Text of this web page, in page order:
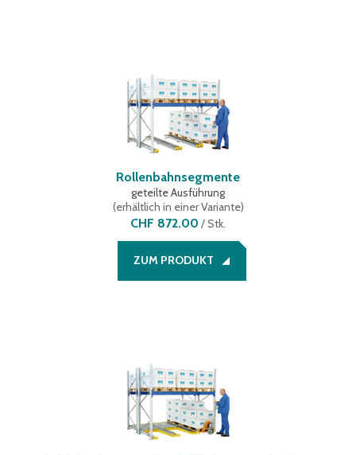
Rollenbahnsegmente
geteilte Ausführung
(erhältlich in einer Variante)
CHF 872.00 /Stk.
ZUM PRODUKT